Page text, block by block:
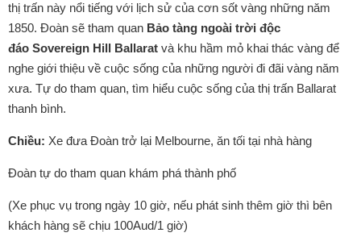
thị trấn này nổi tiếng với lịch sử của cơn sốt vàng những năm
1850. Đoàn sẽ tham quan Bảo tàng ngoài trời độc
đáo Sovereign Hill Ballarat và khu hầm mỏ khai thác vàng để
nghe giới thiệu về cuộc sống của những người đi đãi vàng năm
xưa. Tự do tham quan, tìm hiểu cuộc sống của thị trấn Ballarat
thanh bình.
Chiều: Xe đưa Đoàn trở lại Melbourne, ăn tối tại nhà hàng
Đoàn tự do tham quan khám phá thành phố
(Xe phục vụ trong ngày 10 giờ, nếu phát sinh thêm giờ thì bên
khách hàng sẽ chịu 100Aud/1 giờ)